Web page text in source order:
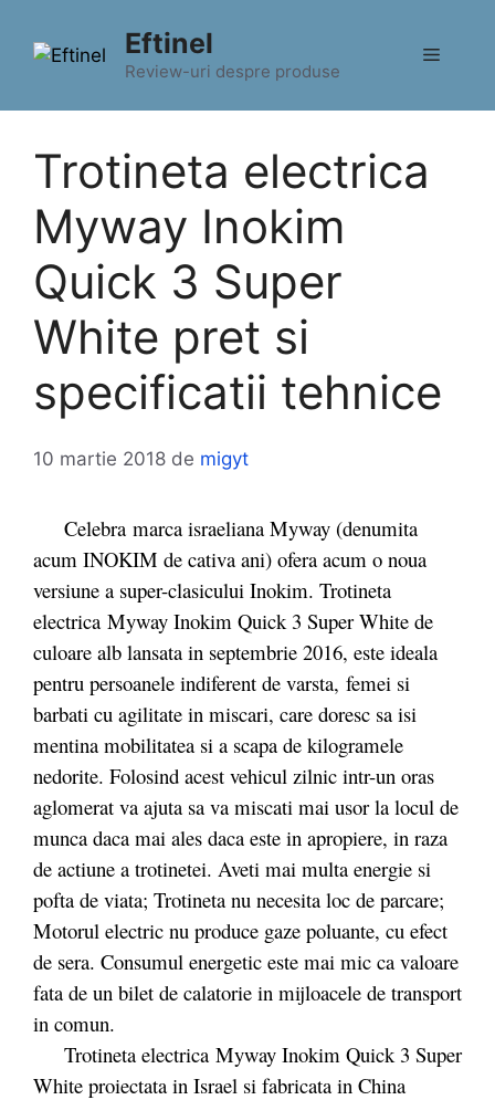
conținut
Eftinel
Review-uri despre produse
Meniu
Trotineta electrica
Myway Inokim
Quick 3 Super
White pret si
specificatii tehnice
10 martie 2018 de migyt
Celebra marca israeliana Myway (denumita
acum INOKIM de cativa ani) ofera acum o noua
versiune a super-clasicului Inokim. Trotineta
electrica Myway Inokim Quick 3 Super White de
culoare alb lansata in septembrie 2016, este ideala
pentru persoanele indiferent de varsta, femei si
barbati cu agilitate in miscari, care doresc sa isi
mentina mobilitatea si a scapa de kilogramele
nedorite. Folosind acest vehicul zilnic intr-un oras
aglomerat va ajuta sa va miscati mai usor la locul de
munca daca mai ales daca este in apropiere, in raza
de actiune a trotinetei. Aveti mai multa energie si
pofta de viata; Trotineta nu necesita loc de parcare;
Motorul electric nu produce gaze poluante, cu efect
de sera. Consumul energetic este mai mic ca valoare
fata de un bilet de calatorie in mijloacele de transport
in comun.
Trotineta electrica Myway Inokim Quick 3 Super
White proiectata in Israel si fabricata in China